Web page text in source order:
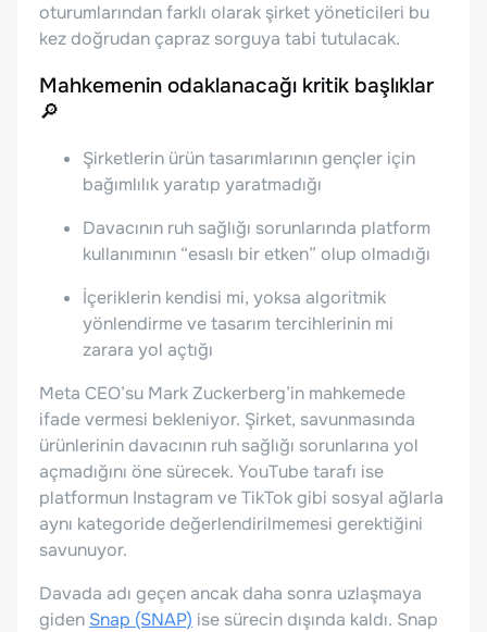
oturumlarından farklı olarak şirket yöneticileri bu
kez doğrudan çapraz sorguya tabi tutulacak.
Mahkemenin odaklanacağı kritik başlıklar
🔎
Şirketlerin ürün tasarımlarının gençler için
bağımlılık yaratıp yaratmadığı
Davacının ruh sağlığı sorunlarında platform
kullanımının “esaslı bir etken” olup olmadığı
İçeriklerin kendisi mi, yoksa algoritmik
yönlendirme ve tasarım tercihlerinin mi
zarara yol açtığı
Meta CEO’su Mark Zuckerberg’in mahkemede
ifade vermesi bekleniyor. Şirket, savunmasında
ürünlerinin davacının ruh sağlığı sorunlarına yol
açmadığını öne sürecek. YouTube tarafı ise
platformun Instagram ve TikTok gibi sosyal ağlarla
aynı kategoride değerlendirilmemesi gerektiğini
savunuyor.
Davada adı geçen ancak daha sonra uzlaşmaya
giden Snap (SNAP) ise sürecin dışında kaldı. Snap